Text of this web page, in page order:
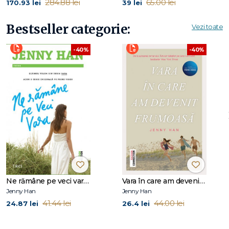
170.93 lei 284.88 lei 39 lei 65.00 lei
Bestseller categorie: Vezi toate
-40%
Ne rămâne pe veci vara (seria Vara, vol. 3)
Jenny Han
24.87 lei 41.44 lei
-40%
Vara în care am devenit frumoasă (seria Vara, vol. 1)
Jenny Han
26.4 lei 44.00 lei